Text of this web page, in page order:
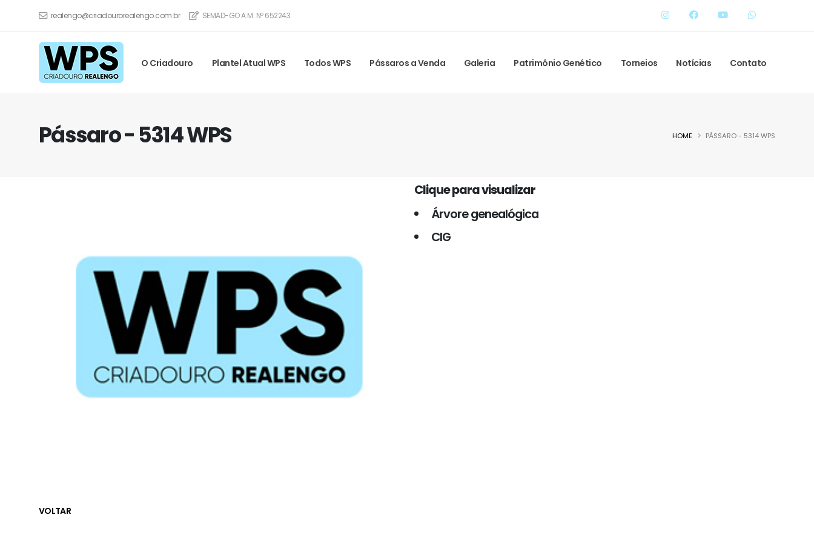
realengo@criadourorealengo.com.br SEMAD-GO A.M. Nº 652243
O Criadouro Plantel Atual WPS Todos WPS Pássaros a Venda Galeria Patrimônio Genético Torneios Notícias Contato
Pássaro - 5314 WPS HOME PÁSSARO - 5314 WPS
Clique para visualizar
Árvore genealógica
CIG
VOLTAR